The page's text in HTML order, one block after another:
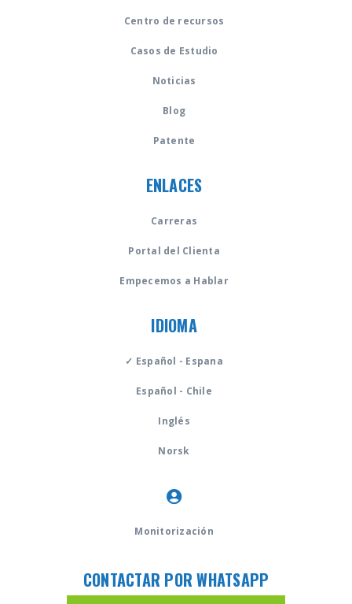
Centro de recursos
Casos de Estudio
Noticias
Blog
Patente
ENLACES
Carreras
Portal del Clienta
Empecemos a Hablar
IDIOMA
✓ Español - Espana
Español - Chile
Inglés
Norsk
Monitorización
CONTACTAR POR WHATSAPP